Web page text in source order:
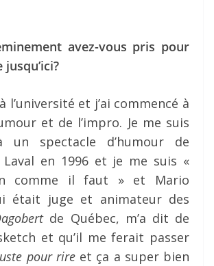
avez-vous pris pour
à l’université et j’ai commencé à
et de l’impro. Je me suis
un spectacle d’humour de
Laval en 1996 et je me suis «
comme il faut » et Mario
était juge et animateur des
de Québec, m’a dit de
et qu’il me ferait passer
pour rire et ça a super bien